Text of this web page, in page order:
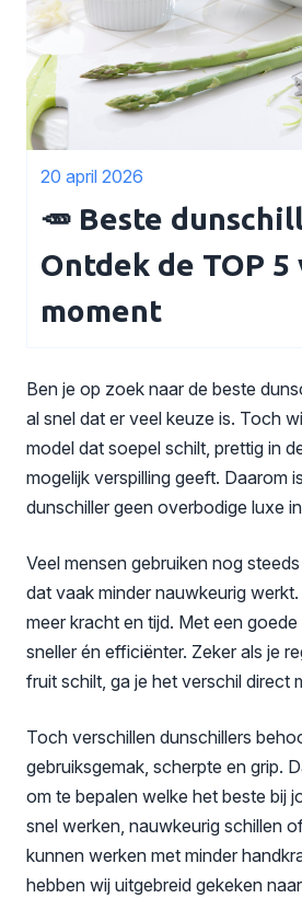
20 april 2026
🥕 Beste
Ontdek de TOP
moment
Ben je op zoek naar de beste
al snel dat er veel keuze is. Toch
model dat soepel schilt, prettig in
mogelijk verspilling geeft. Daarom
dunschiller geen overbodige luxe
Veel mensen gebruiken nog
dat vaak minder nauwkeurig
meer kracht en tijd. Met een
sneller én efficiënter. Zeker als je
fruit schilt, ga je het verschil direct
Toch verschillen dunschillers
gebruiksgemak, scherpte en grip.
om te bepalen welke het beste bij
snel werken, nauwkeurig schillen
kunnen werken met minder
hebben wij uitgebreid gekeken